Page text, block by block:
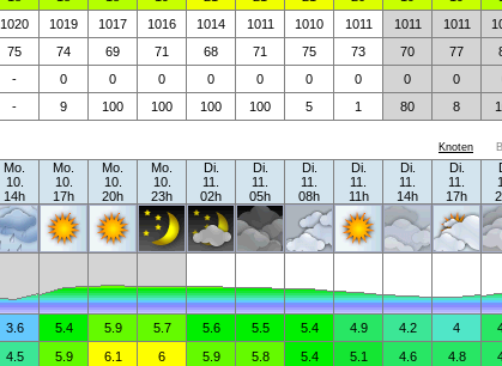
1020 1019 1017 1016 1014 1011 1010 1011 1011 1011
75 74 69 71 68 71 75 73 70 77
- 0 0 0 0 0 0 0 0 0
- 9 100 100 100 100 5 1 80 8
Knoten
Mo.
10.
14h
Mo.
10.
17h
Mo.
10.
20h
Mo.
10.
23h
Di.
11.
02h
Di.
11.
05h
Di.
11.
08h
Di.
11.
11h
Di.
11.
14h
Di.
11.
17h
3.6 5.4 5.9 5.7 5.6 5.5 5.4 4.9 4.2 4
4.5 5.9 6.1 6 5.9 5.8 5.4 5.1 4.6 4.8